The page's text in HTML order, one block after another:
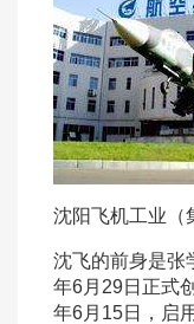
沈阳飞机工业（
沈飞的前身是张
年6月29日正式
年6月15日，启